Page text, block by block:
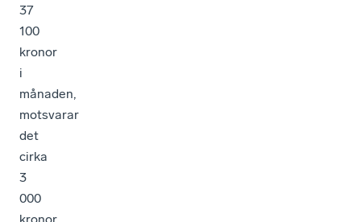
37
100
kronor
i
månaden,
motsvarar
det
cirka
3
000
kronor